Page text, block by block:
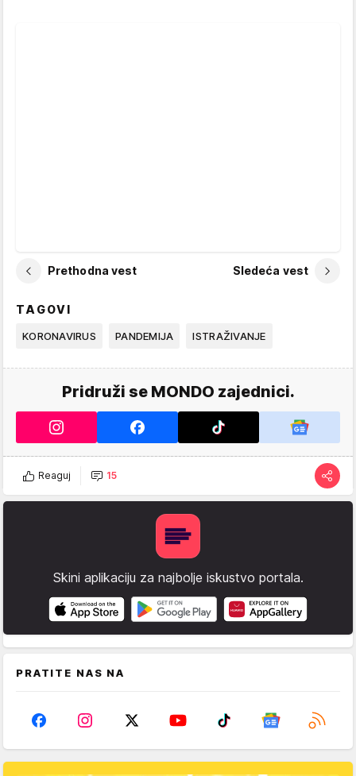
Prethodna vest Sledeća vest
TAGOVI
KORONAVIRUS PANDEMIJA ISTRAŽIVANJE
Pridruži se MONDO zajednici.
Reaguj 15
Skini aplikaciju za najbolje iskustvo portala.
PRATITE NAS NA